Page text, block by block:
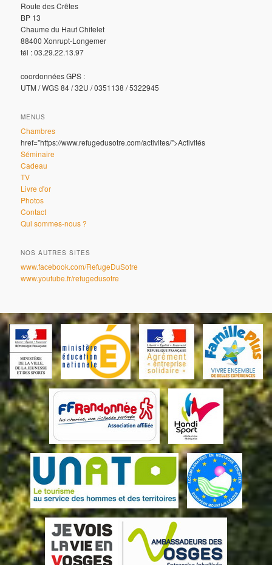
Route des Crêtes
BP 13
Chaume du Haut Chitelet
88400 Xonrupt-Longemer
tél : 03.29.22.13.97
coordonnées GPS :
UTM / WGS 84 / 32U / 0351138 / 5322945
MENUS
Chambres
href="https://www.refugedusotre.com/activites/">Activités
Séminaire
Cadeau
TV
Livre d'or
Photos
Contact
Qui sommes-nous ?
NOS AUTRES SITES
www.facebook.com/RefugeDuSotre
www.youtube.fr/refugedusotre